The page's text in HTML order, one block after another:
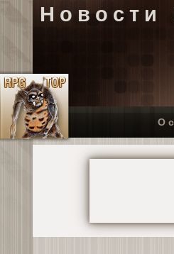
Новости
О